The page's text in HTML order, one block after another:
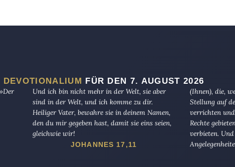
DEVOTIONALIUM FÜR DEN 7. AUGUST 2026
Und ich bin nicht mehr in der Welt, sie aber
sind in der Welt, und ich komme zu dir.
Heiliger Vater, bewahre sie in deinem Namen,
den du mir gegeben hast, damit sie eins seien,
gleichwie wir!
JOHANNES 17,11
(Ihnen), die,
Stellung auf
verrichten
Rechte
verbieten.